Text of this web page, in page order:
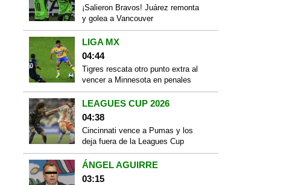
¡Salieron Bravos! Juárez remonta
y golea a Vancouver
LIGA MX
04:44
Tigres rescata otro punto extra al
vencer a Minnesota en penales
LEAGUES CUP 2026
04:38
Cincinnati vence a Pumas y los
deja fuera de la Leagues Cup
ÁNGEL AGUIRRE
03:15